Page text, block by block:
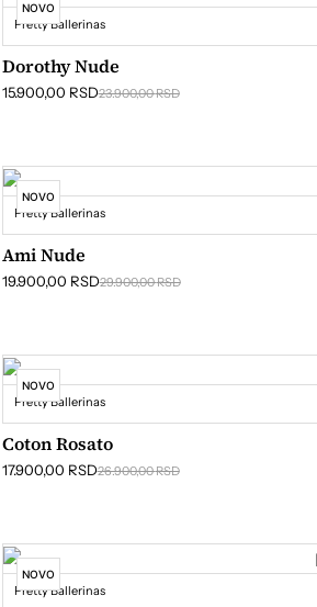
NOVO
Pretty Ballerinas
Dorothy Nude
23.900,00RSD
15.900,00 RSD
NOVO
Pretty Ballerinas
Ami Nude
29.900,00RSD
19.900,00 RSD
NOVO
Pretty Ballerinas
Coton Rosato
26.900,00RSD
17.900,00 RSD
NOVO
Pretty Ballerinas